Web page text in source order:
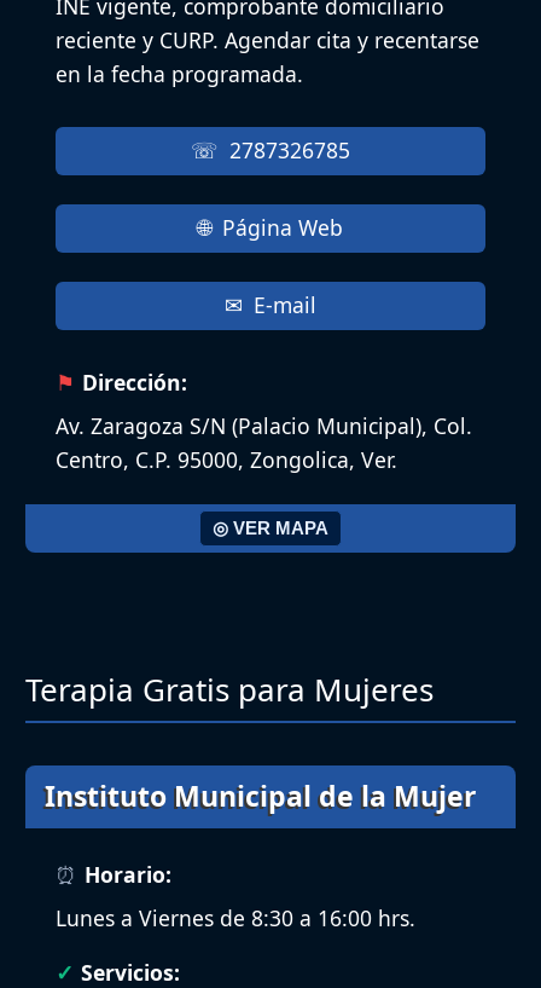
reciente y CURP. Agendar cita y recentarse
en la fecha programada.
2787326785
Página Web
E-mail
Dirección:
Av. Zaragoza S/N (Palacio Municipal), Col.
Centro, C.P. 95000, Zongolica, Ver.
◎ VER MAPA
Terapia Gratis para Mujeres
Instituto Municipal de la Mujer
Horario:
Lunes a Viernes de 8:30 a 16:00 hrs.
Servicios: